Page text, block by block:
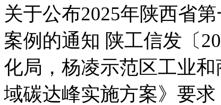
关于公布2025年陕西省
案例的通知 陕工信发〔
化局，杨凌示范区工业
域碳达峰实施方案》要求